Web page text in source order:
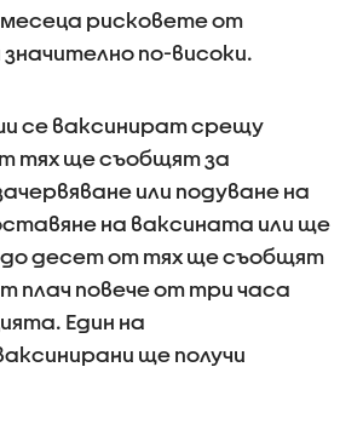
рисковете от
по-високи.
се ваксинират срещу
тях ще съобщят за
или подуване на
на ваксината или ще
десет от тях ще съобщят
плач повече от три часа
Един на
ще получи